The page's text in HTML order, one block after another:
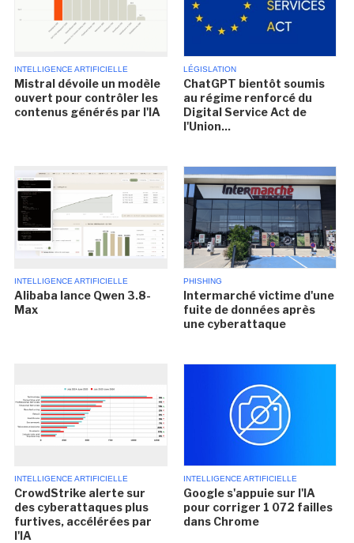
INTELLIGENCE ARTIFICIELLE
Mistral dévoile un modèle
ouvert pour contrôler les
contenus générés par l'IA
LÉGISLATION
ChatGPT bientôt soumis
au régime renforcé du
Digital Service Act de
l'Union...
INTELLIGENCE ARTIFICIELLE
Alibaba lance Qwen 3.8-
Max
PHISHING
Intermarché victime d'une
fuite de données après
une cyberattaque
INTELLIGENCE ARTIFICIELLE
CrowdStrike alerte sur
des cyberattaques plus
furtives, accélérées par
l'IA
INTELLIGENCE ARTIFICIELLE
Google s'appuie sur l'IA
pour corriger 1 072 failles
dans Chrome